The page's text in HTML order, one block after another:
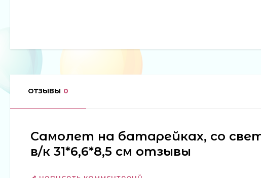
ОТЗЫВЫ 0
Самолет на батарейках, со
в/к 31*6,6*8,5 см отзывы